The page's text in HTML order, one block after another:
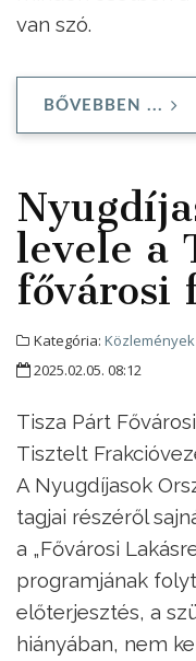
van szó.
BŐVEBBEN ...
levele a
fővárosi
Kategória: Közlemények
2025.02.05. 08:12
Tisza Párt
Tisztelt
A Nyugdíjasok
tagjai részéről
a „Fővárosi
programjának
előterjesztés, a
hiányában, nem